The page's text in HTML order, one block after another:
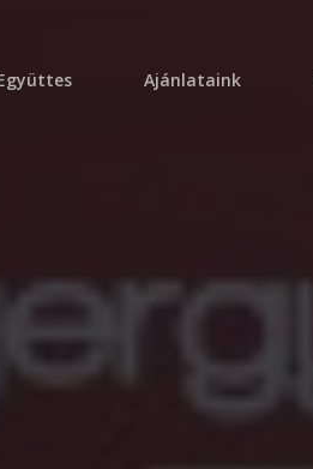
ajánlataink